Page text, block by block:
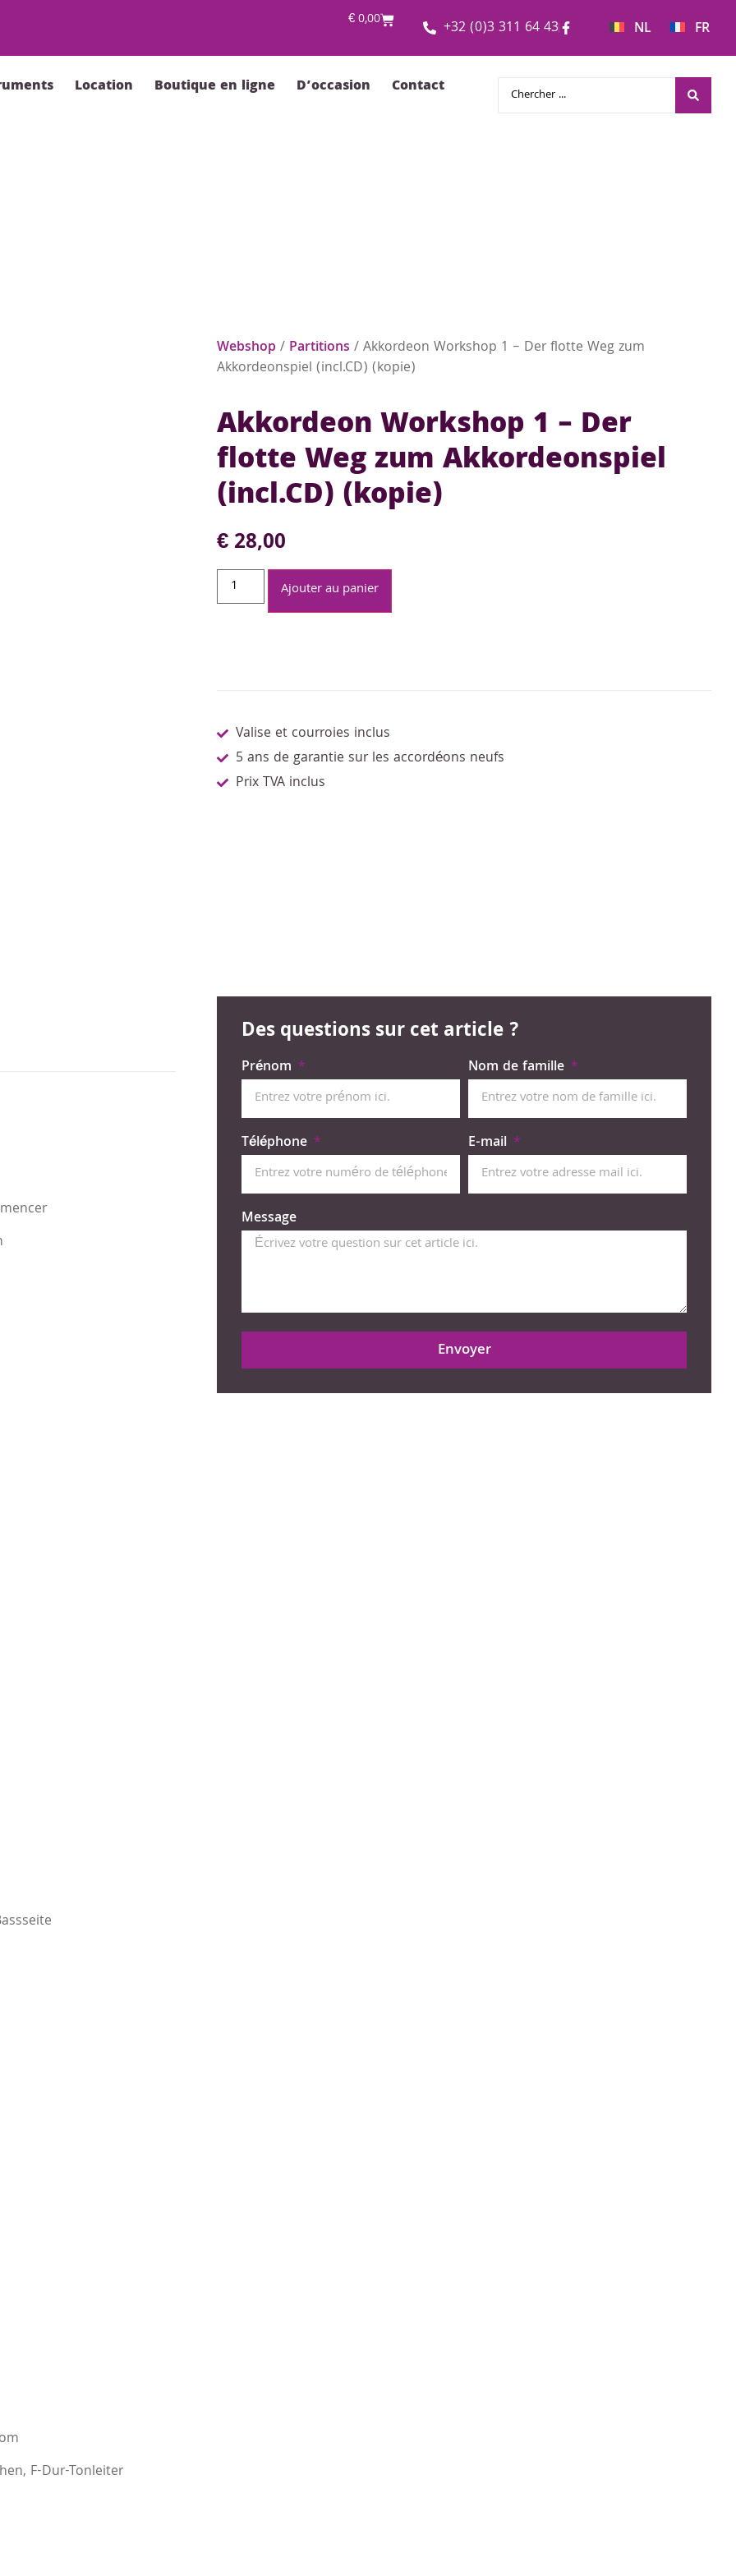
€0,00 +32 (0)3 311 64 43 NL FR
Location Boutique en ligne D’occasion Contact
Webshop / Partitions / Akkordeon Workshop 1 – Der flotte Weg zum
Akkordeonspiel (incl.CD) (kopie)
Akkordeon Workshop 1 – Der
flotte Weg zum Akkordeonspiel
(incl.CD) (kopie)
€28,00
Ajouter au panier
Valise et courroies inclus
5 ans de garantie sur les accordéons neufs
Prix TVA inclus
F-Dur-Tonleiter
Des questions sur cet article ?
Prénom Nom de famille
Téléphone E-mail
Message
Envoyer